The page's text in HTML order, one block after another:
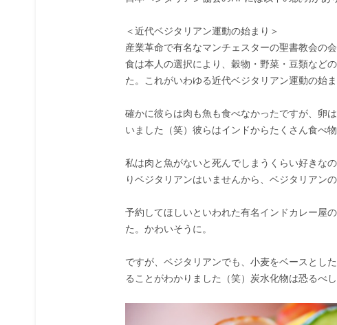
＜近代ベジタリアン運動の始まり＞
産業革命で有名なマンチェスターの聖書教会の
食は本人の選択により、穀物・野菜・豆類など
た。これがいわゆる近代ベジタリアン運動の始ま
確かに彼らは肉も魚も食べなかったですが、卵
いました（笑）彼らはインドからたくさん食べ
私は肉と魚がないと死んでしまうくらい好きな
りベジタリアンはいませんから、ベジタリアン
予約してほしいといわれた有名インドカレー屋
た。かわいそうに。
ですが、ベジタリアンでも、小麦をベースとし
ることがわかりました（笑）炭水化物は恐るべし